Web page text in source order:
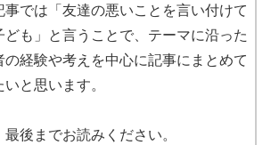
事では「友達の悪いことを言い付けて
ども」と言うことで、テーマに沿った
の経験や考えを中心に記事にまとめて
いと思います。
最後までお読みください。